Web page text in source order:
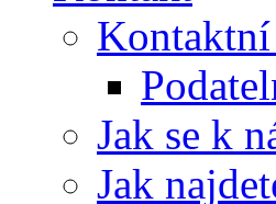
Kontaktní
Jak se k
Jak